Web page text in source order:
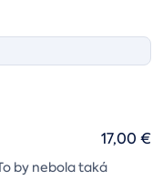
by nebola taká
17,00 €